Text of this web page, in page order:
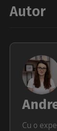
Autor
Cu o